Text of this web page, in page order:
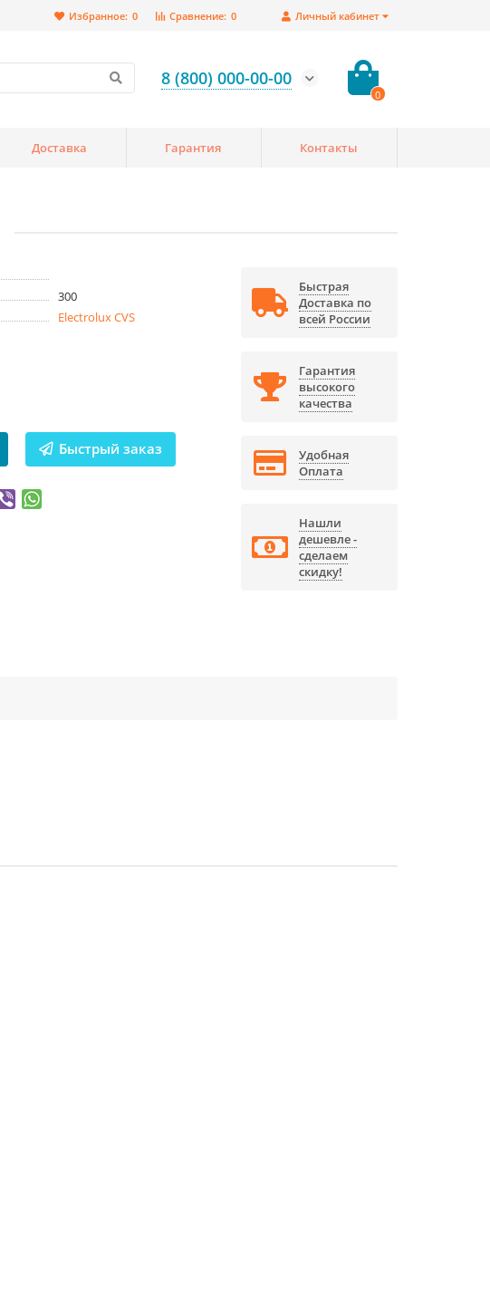
Личный кабинет
Сравнение: 0
Избранное: 0
8 (800) 000-00-00
0
Доставка Гарантия Контакты
300
Electrolux CVS
Быстрый заказ
Быстрая
Доставка по
всей России
Гарантия
высокого
качества
Удобная
Оплата
Нашли
дешевле -
сделаем
скидку!